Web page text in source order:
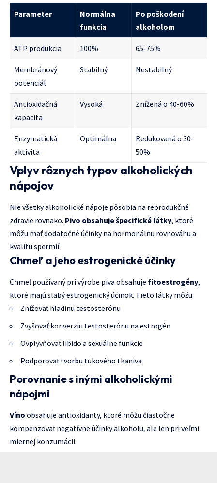
Parameter
Normálna
funkcia
Po poškodení
alkoholom
ATP produkcia 100% 65-75%
Membránový
potenciál
Stabilný Nestabilný
Antioxidačná
kapacita
Vysoká Znížená o 40-60%
Enzymatická
aktivita
Optimálna
Redukovaná o 30-
50%
Vplyv rôznych typov alkoholických
nápojov
Nie všetky alkoholické nápoje pôsobia na reprodukčné
zdravie rovnako. Pivo obsahuje špecifické látky, ktoré
môžu mať dodatočné účinky na hormonálnu rovnováhu a
kvalitu spermií.
Chmeľ a jeho estrogenické účinky
Chmeľ používaný pri výrobe piva obsahuje fitoestrogény,
ktoré majú slabý estrogenický účinok. Tieto látky môžu:
Znižovať hladinu testosterónu
Zvyšovať konverziu testosterónu na estrogén
Ovplyvňovať libido a sexuálne funkcie
Podporovať tvorbu tukového tkaniva
Porovnanie s inými alkoholickými
nápojmi
Víno obsahuje antioxidanty, ktoré môžu čiastočne
kompenzovať negatívne účinky alkoholu, ale len pri veľmi
miernej konzumácii.